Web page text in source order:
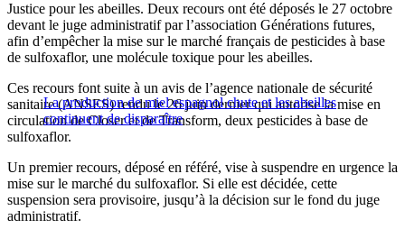
Justice pour les abeilles. Deux recours ont été déposés le 27 octobre
devant le juge administratif par l’association Générations futures,
afin d’empêcher la mise sur le marché français de pesticides à base
de sulfoxaflor, une molécule toxique pour les abeilles.
La production de miel espagnol chute et les abeilles
continuent de disparaître
Ces recours font suite à un avis de l’agence nationale de sécurité
sanitaire (ANSES) rendu le 26 juin dernier qui autorise la mise en
circulation de Closer et de Transform, deux pesticides à base de
sulfoxaflor.
Un premier recours, déposé en référé, vise à suspendre en urgence la
mise sur le marché du sulfoxaflor. Si elle est décidée, cette
suspension sera provisoire, jusqu’à la décision sur le fond du juge
administratif.